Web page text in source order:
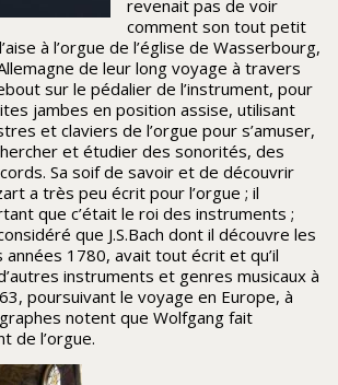
revenait pas de voir
comment son tout petit
à l’orgue de l’église de Wasserbourg,
de leur long voyage à travers
sur le pédalier de l’instrument, pour
jambes en position assise, utilisant
et claviers de l’orgue pour s’amuser,
et étudier des sonorités, des
Sa soif de savoir et de découvrir
a très peu écrit pour l’orgue ; il
que c’était le roi des instruments ;
que J.S.Bach dont il découvre les
1780, avait tout écrit et qu’il
instruments et genres musicaux à
poursuivant le voyage en Europe, à
notent que Wolfgang fait
de l’orgue.